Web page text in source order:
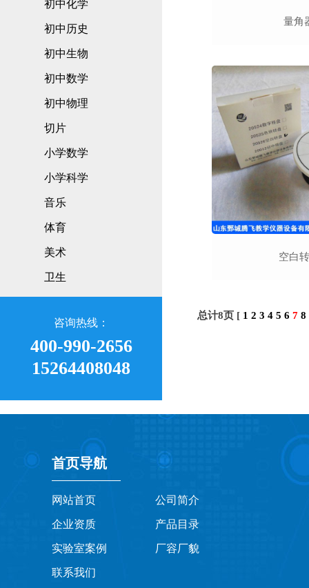
初中化学
初中历史
初中生物
初中数学
初中物理
切片
小学数学
小学科学
音乐
体育
美术
卫生
咨询热线：
400-990-2656
15264408048
量角
空白
总计8页 [ 1 2 3 4 5 6 7 8
首页导航
网站首页 公司简介
企业资质 产品目录
实验室案例 厂容厂貌
联系我们